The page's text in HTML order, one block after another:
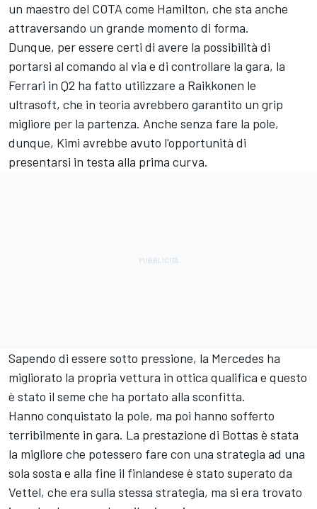
un maestro del COTA come Hamilton, che sta anche
attraversando un grande momento di forma.
Dunque, per essere certi di avere la possibilità di
portarsi al comando al via e di controllare la gara, la
Ferrari in Q2 ha fatto utilizzare a Raikkonen le
ultrasoft, che in teoria avrebbero garantito un grip
migliore per la partenza. Anche senza fare la pole,
dunque, Kimi avrebbe avuto l'opportunità di
presentarsi in testa alla prima curva.
Sapendo di essere sotto pressione, la Mercedes ha
migliorato la propria vettura in ottica qualifica e questo
è stato il seme che ha portato alla sconfitta.
Hanno conquistato la pole, ma poi hanno sofferto
terribilmente in gara. La prestazione di Bottas è stata
la migliore che potessero fare con una strategia ad una
sola sosta e alla fine il finlandese è stato superato da
Vettel, che era sulla stessa strategia, ma si era trovato